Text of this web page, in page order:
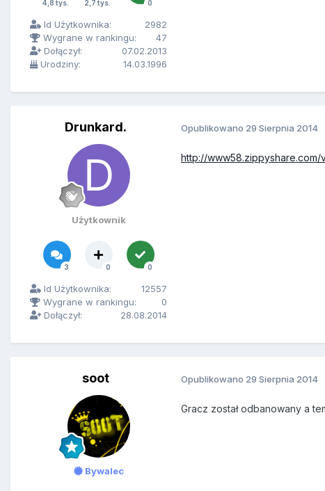
4,8 tys. 2,7 tys. 0
Id Użytkownika:
2982
Wygrane w rankingu:
47
Dołączył:
07.02.2013
Urodziny:
14.03.1996
Drunkard.
Użytkownik
3 0 0
Id Użytkownika:
12557
Wygrane w rankingu:
0
Dołączył:
28.08.2014
Opublikowano 29 Sierpnia 2014
http://www58.zippyshare.com/
soot
Bywalec
Opublikowano 29 Sierpnia 2014
Gracz został odbanowany a